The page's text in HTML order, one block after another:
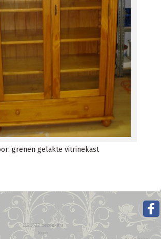
grenen gelakte vitrinekast
1121422bezoekers
login